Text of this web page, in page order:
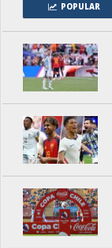
POPULAR